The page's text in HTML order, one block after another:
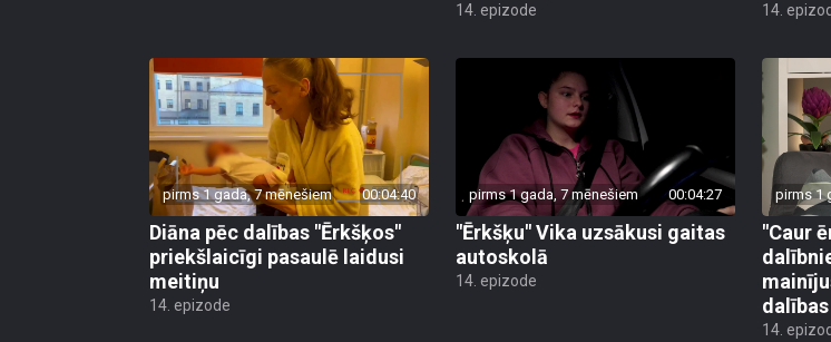
14. epizode 14.
pirms 1 gada, 7 mēnešiem 00:04:40
Diāna pēc dalības "Ērkšķos"
priekšlaicīgi pasaulē laidusi
meitiņu
14. epizode
pirms 1 gada, 7 mēnešiem 00:04:27
"Ērkšķu" Vika uzsākusi gaitas
autoskolā
14. epizode
pirms 1
"Caur
14.